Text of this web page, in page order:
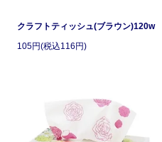
クラフトティッシュ(ブラウン)120w
105円(税込116円)